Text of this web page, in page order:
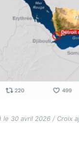
30 avril 2026 / Croix